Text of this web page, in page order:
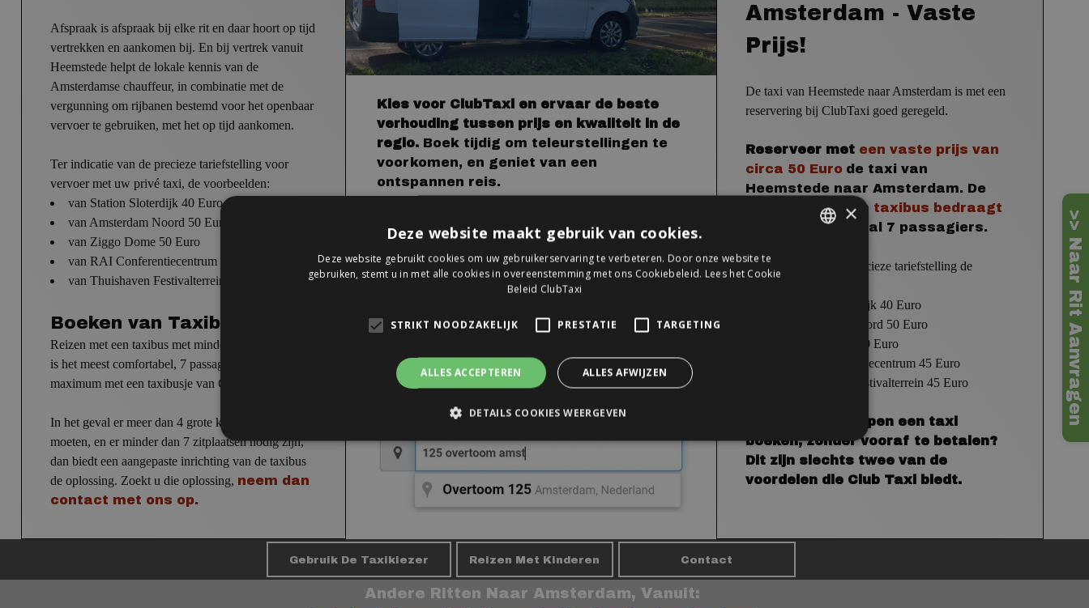
Afspraak is afspraak bij elke rit en daar hoort op tijd
vertrekken en aankomen bij. En bij vertrek vanuit
Heemstede helpt de lokale kennis van de
Amsterdamse chauffeur, in combinatie met de
vergunning om rijbanen bestemd voor het openbaar
vervoer te gebruiken, met het op tijd aankomen.
Ter indicatie van de precieze tariefstelling voor
vervoer met uw privé taxi, de voorbeelden:
van Station Sloterdijk 40 Euro
van Amsterdam Noord 50 Euro
van Ziggo Dome 50 Euro
vanRAI Conferentiecentrum 45 Euro
vanThuishaven Festivalterrein 45 Euro
Boeken van Taxibus
Reizen met een taxibus met minder dan 7 passagiers
is het meest comfortabel, 7 passagiers is het
maximum met een taxibusje van ClubTaxi.
In het geval er meer dan 4 grote koffers mee
moeten, en er minder dan 7 zitplaatsen nodig zijn,
dan biedt een aangepaste inrichting van de taxibus
de oplossing. Zoekt u die oplossing, neem dan
contact met ons op.
Kies voor ClubTaxi en ervaar de beste
verhouding tussen prijs en kwaliteit in de
regio. Boek tijdig om teleurstellingen te
voorkomen, en geniet van een
ontspannen reis.
TIP:
Maak optimaal gebruik van de autocomplete-functie van het
bestelformulier. Begin bij het invullen met het huisnummer,
dan straat- en dan de plaatsnaam. Selecteer en bevestig het
de volgende box van het bestelformulier.
Amsterdam - Vaste
Prijs!
De taxi van Heemstede naar Amsterdam is met een
reservering bij ClubTaxi goed geregeld.
Reserveer met een vaste prijs van
circa 50 Euro de taxi van
Heemstede naar Amsterdam. De
toeslag voor een taxibus bedraagt
maximaal 7 passagiers.
Ter indicatie van de precieze tariefstelling de
naar Station Sloterdijk 40 Euro
Noord 50 Euro
Ziggo Dome 50 Euro
RAI Conferentiecentrum 45 Euro
Thuishaven Festivalterrein 45 Euro
In een paar stappen een taxi
boeken, zonder vooraf te betalen?
Dit zijn slechts twee van de
voordelen die Club Taxi biedt.
Gebruik De Taxikiezer Reizen Met Kinderen Contact
Andere Ritten Naar Amsterdam, Vanuit:
>> Naar Rit Aanvragen
×
Deze website maakt gebruik van cookies.
Deze website gebruikt cookies om uw gebruikerservaring te verbeteren. Door onze website te
gebruiken, stemt u in met alle cookies in overeenstemming met ons Cookiebeleid. Lees het Cookie
Beleid ClubTaxi
STRIKT NOODZAKELIJK PRESTATIE TARGETING
ALLES ACCEPTEREN ALLES AFWIJZEN
DETAILS COOKIES WEERGEVEN